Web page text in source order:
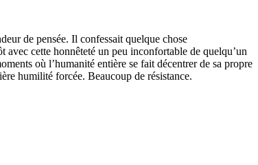
de pensée. Il confessait quelque chose
cette honnêteté un peu inconfortable de quelqu’un
où l’humanité entière se fait décentrer de sa propre
humilité forcée. Beaucoup de résistance.